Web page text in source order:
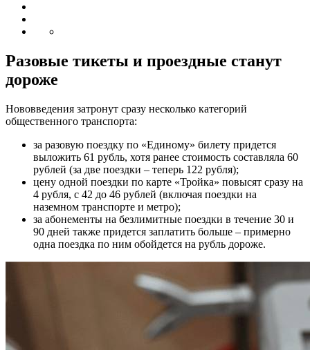
Разовые тикеты и проездные станут
дороже
Нововведения затронут сразу несколько категорий
общественного транспорта:
за разовую поездку по «Единому» билету придется
выложить 61 рубль, хотя ранее стоимость составляла 60
рублей (за две поездки – теперь 122 рубля);
цену одной поездки по карте «Тройка» повысят сразу на
4 рубля, с 42 до 46 рублей (включая поездки на
наземном транспорте и метро);
за абонементы на безлимитные поездки в течение 30 и
90 дней также придется заплатить больше – примерно
одна поездка по ним обойдется на рубль дороже.